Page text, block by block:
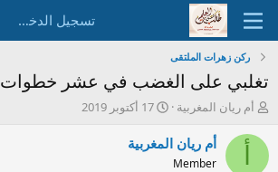
تسجيل الدخول
ركن زهرات الملتقى
تغلبي على الغضب في عشر خطوات
ب
د
أم ريان المغربية
ت
ر
17 أكتوبر 2019
أم ريان المغربية
Member